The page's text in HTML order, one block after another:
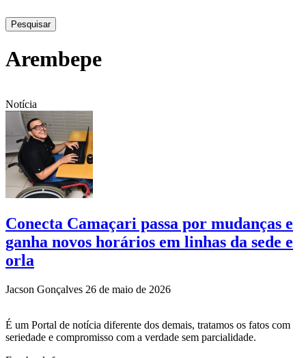
Pesquisar
Arembepe
Notícia
Conecta Camaçari passa por mudanças e
ganha novos horários em linhas da sede e
orla
Jacson Gonçalves 26 de maio de 2026
É um Portal de notícia diferente dos demais, tratamos os fatos com
seriedade e compromisso com a verdade sem parcialidade.